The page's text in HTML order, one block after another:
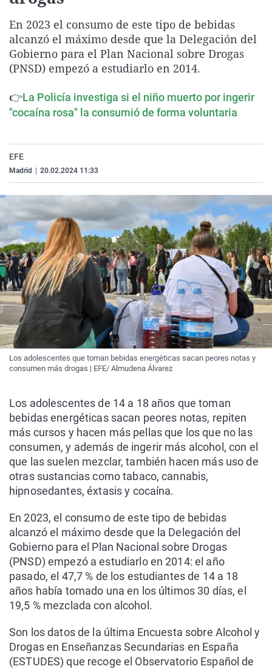
Gente viajera
Como el perro y el
Retornados
Equipo de
Operación Viuda
Galicia
La Rioja
Navarra
País Vasco
Televisión
Elecciones
En 2023 el consumo de este tipo de bebidas
alcanzó el máximo desde que la Delegación del
Gobierno para el Plan Nacional sobre Drogas
(PNSD) empezó a estudiarlo en 2014.
👉La Policía investiga si el niño muerto por ingerir
"cocaína rosa" la consumió de forma voluntaria
EFE
Madrid 20.02.2024 11:33
Los adolescentes que toman bebidas energéticas sacan peores notas y
consumen más drogas | EFE/ Almudena Álvarez
Los adolescentes de 14 a 18 años que toman
bebidas energéticas sacan peores notas, repiten
más cursos y hacen más pellas que los que no las
consumen, y además de ingerir más alcohol, con el
que las suelen mezclar, también hacen más uso de
otras sustancias como tabaco, cannabis,
hipnosedantes, éxtasis y cocaína.
En 2023, el consumo de este tipo de bebidas
alcanzó el máximo desde que la Delegación del
Gobierno para el Plan Nacional sobre Drogas
(PNSD) empezó a estudiarlo en 2014: el año
pasado, el 47,7 % de los estudiantes de 14 a 18
años había tomado una en los últimos 30 días, el
19,5 % mezclada con alcohol.
Son los datos de la última Encuesta sobre Alcohol y
Drogas en Enseñanzas Secundarias en España
(ESTUDES) que recoge el Observatorio Español de